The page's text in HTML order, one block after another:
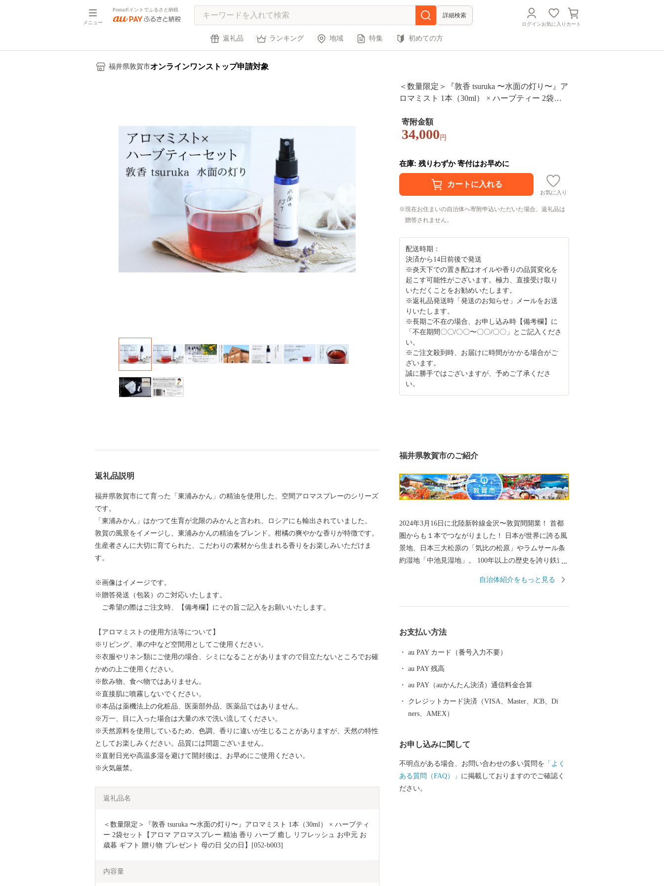
メニュー
Pontaポイントでふるさと納税
詳細検索
ログインお気に入り カート
返礼品 ランキング 地域 特集 初めての方
福井県敦賀市オンラインワンストップ申請対象
＜数量限定＞『敦香 tsuruka 〜水面の灯り〜』ア
ロマミスト 1本（30ml） × ハーブティー 2袋セ
癒し リフレッシュ お中元 お歳暮 ギフト 贈り物
プレゼント 母の日 父の日】[052-b003]
寄附金額
34,000 円
在庫: 残りわずか 寄付はお早めに
お気に入り
現在お住まいの自治体へ寄附申込いただいた場合、返礼品は
贈答されません。
配送時期：
決済から14日前後で発送
※炎天下での置き配はオイルや香りの品質変化を
起こす可能性がございます。極力、直接受け取り
いただくことをお勧めいたします。
※返礼品発送時「発送のお知らせ」メールをお送
りいたします。
※長期ご不在の場合、お申し込み時【備考欄】に
「不在期間〇〇/〇〇〜〇〇/〇〇」とご記入くださ
い。
※ご注文殺到時、お届けに時間がかかる場合がご
ざいます。
誠に勝手ではございますが、予めご了承くださ
い。
返礼品説明
福井県敦賀市にて育った「東浦みかん」の精油を使用した、空間アロマスプレーのシリーズ
です。
「東浦みかん」はかつて生育が北限のみかんと言われ、ロシアにも輸出されていました。
敦賀の風景をイメージし、東浦みかんの精油をブレンド。柑橘の爽やかな香りが特徴です。
生産者さんに大切に育てられた、こだわりの素材から生まれる香りをお楽しみいただけま
す。
※画像はイメージです。
※贈答発送（包装）のご対応いたします。
ご希望の際はご注文時、【備考欄】にその旨ご記入をお願いいたします。
【アロマミストの使用方法等について】
※リビング、車の中など空間用としてご使用ください。
※衣服やリネン類にご使用の場合、シミになることがありますので目立たないところでお確
かめの上ご使用ください。
※飲み物、食べ物ではありません。
※直接肌に噴霧しないでください。
※本品は薬機法上の化粧品、医薬部外品、医薬品ではありません。
※万一、目に入った場合は大量の水で洗い流してください。
※天然原料を使用しているため、色調、香りに違いが生じることがありますが、天然の特性
としてお楽しみください。品質には問題ございません。
※直射日光や高温多湿を避けて開封後は、お早めにご使用ください。
※火気厳禁。
返礼品名
＜数量限定＞『敦香 tsuruka 〜水面の灯り〜』アロマミスト 1本（30ml） × ハーブティ
ー 2袋セット【アロマ アロマスプレー 精油 香り ハーブ 癒し リフレッシュ お中元 お
歳暮 ギフト 贈り物 プレゼント 母の日 父の日】[052-b003]
内容量
福井県敦賀市のご紹介
2024年3月16日に北陸新幹線金沢〜敦賀間開業！ 首都
圏からも１本でつながりました！ 日本が世界に誇る風
景地、日本三大松原の「気比の松原」やラムサール条
約湿地「中池見湿地」。 100年以上の歴史を誇り鉄道
中隧道をはじめとする鉄道遺産群。 「越前がに」や
いる「氣比神宮」。 これが全て敦賀の魅力。 =======
========================= 敦賀の魅力発信サイト
https://kuras-tsuruga.jp/ （上記URLをコピー＆ペースト
しアドレスバーへ貼り付けてご覧ください。） ■お問
い合わせ先 福井県敦賀市ふるさと納税コールセンター
特例申請書および変更届出書送付先 〒584-8790 富
田林市中野町東2の3の69 コーユービジネス内 18202 福
井県敦賀市ふるさと納税 ワンストップ特例申請書類受
自治体紹介をもっと見る
お支払い方法
au PAY カード（番号入力不要）
au PAY 残高
au PAY（auかんたん決済）通信料金合算
クレジットカード決済（VISA、Master、JCB、Di
ners、AMEX）
お申し込みに関して
不明点がある場合、お問い合わせの多い質問を 「よく
ある質問（FAQ）」 に掲載しておりますのでご確認く
ださい。